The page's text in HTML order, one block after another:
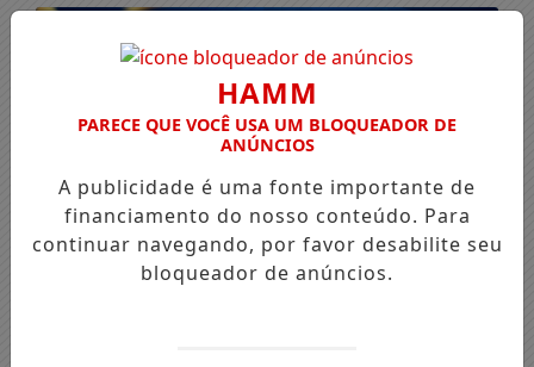
HAMM
PARECE QUE VOCÊ USA UM BLOQUEADOR DE
ANÚNCIOS
A publicidade é uma fonte importante de
financiamento do nosso conteúdo. Para
continuar navegando, por favor desabilite seu
bloqueador de anúncios.